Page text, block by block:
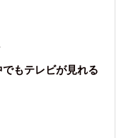
もテレビが見れる